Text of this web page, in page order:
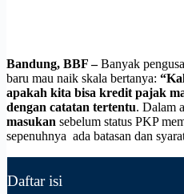
Bandung, BBF –Banyak
baru mau naik skala bertanya:
apakah kita bisa kredit pajak
dengan catatan tertentu. Dalam
masukan sebelum status PKP
sepenuhnya ada batasan dan
Daftar isi